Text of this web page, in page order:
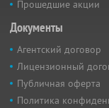
Прошедшие акции
Документы
Агентский договор
Лицензионный
Публичная оферта
Политика